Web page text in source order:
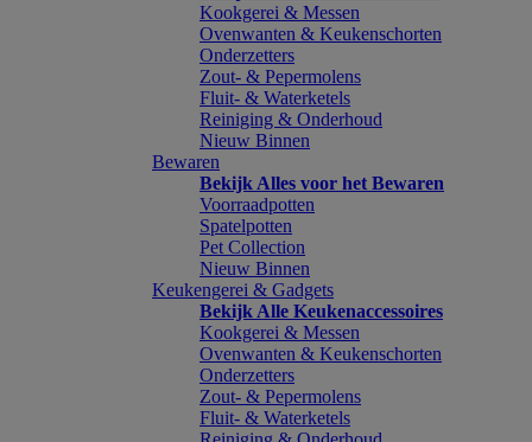
Kookgerei & Messen
Ovenwanten & Keukenschorten
Onderzetters
Zout- & Pepermolens
Fluit- & Waterketels
Reiniging & Onderhoud
Nieuw Binnen
Bewaren
Bekijk Alles voor het Bewaren
Voorraadpotten
Spatelpotten
Pet Collection
Nieuw Binnen
Keukengerei & Gadgets
Bekijk Alle Keukenaccessoires
Kookgerei & Messen
Ovenwanten & Keukenschorten
Onderzetters
Zout- & Pepermolens
Fluit- & Waterketels